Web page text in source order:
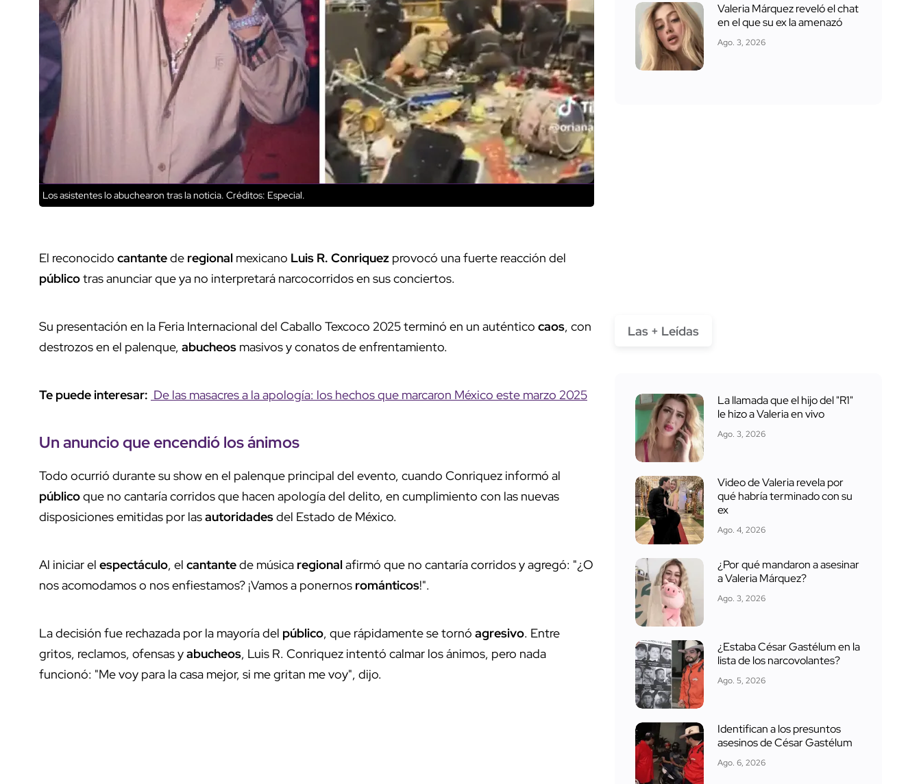
Los asistentes lo abuchearon tras la noticia. Créditos: Especial.
El reconocido cantantede regional mexicano Luis R. Conriquez provocó una fuerte reacción del
públicotras anunciar que ya no interpretará narcocorridos en sus conciertos.
Su presentación en la Feria Internacional del Caballo Texcoco 2025 terminó en un auténtico caos, con
destrozos en el palenque, abucheos masivos y conatos de enfrentamiento.
Te puede interesar: De las masacres a la apología: los hechos que marcaron México este marzo 2025
Unanuncioque encendió los ánimos
Todo ocurrió durante su show en el palenque principal del evento, cuando Conriquez informó al
públicoque no cantaría corridos que hacen apología del delito, en cumplimiento con las nuevas
disposiciones emitidas por lasautoridadesdel Estado de México.
Al iniciar el espectáculo, el cantantede música regionalafirmó que no cantaría corridos y agregó: "¿O
nos acomodamos o nos enfiestamos? ¡Vamos a ponernos románticos!".
La decisión fue rechazada por la mayoría del público, que rápidamente se tornó agresivo. Entre
gritos, reclamos, ofensas yabucheos, Luis R. Conriquez intentó calmar los ánimos, pero nada
funcionó: "Me voy para la casa mejor, si me gritan me voy", dijo.
Valeria Márquez reveló el chat
en el que su ex la amenazó
Ago. 3, 2026
Las + Leídas
La llamada que el hijo del "R1"
le hizo a Valeria en vivo
Ago. 3, 2026
Video de Valeria revela por
qué habría terminado con su
ex
Ago. 4, 2026
¿Por qué mandaron a asesinar
a Valeria Márquez?
Ago. 3, 2026
¿Estaba César Gastélum en la
lista de los narcovolantes?
Ago. 5, 2026
Identifican a los presuntos
asesinos de César Gastélum
Ago. 6, 2026